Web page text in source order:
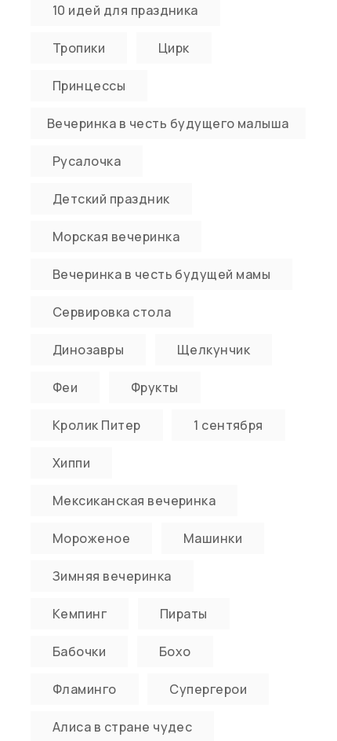
10 идей для праздника
Тропики Цирк
Принцессы
Вечеринка в честь будущего малыша
Русалочка
Детский праздник
Морская вечеринка
Вечеринка в честь будущей мамы
Сервировка стола
Динозавры Щелкунчик
Феи Фрукты
Кролик Питер 1 сентября
Хиппи
Мексиканская вечеринка
Мороженое Машинки
Зимняя вечеринка
Кемпинг Пираты
Бабочки Бохо
Фламинго Супергерои
Алиса в стране чудес